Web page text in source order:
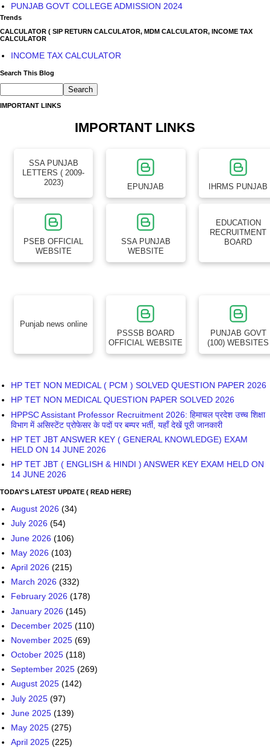
PUNJAB GOVT COLLEGE ADMISSION 2024
Trends
CALCULATOR ( SIP RETURN CALCULATOR, MDM CALCULATOR, INCOME TAX
CALCULATOR
INCOME TAX CALCULATOR
Search This Blog
IMPORTANT LINKS
IMPORTANT LINKS
SSA PUNJAB
LETTERS ( 2009-
2023)
EPUNJAB IHRMS PUNJAB
PSEB OFFICIAL
WEBSITE
SSA PUNJAB
WEBSITE
EDUCATION
RECRUITMENT
BOARD
Punjab news online
PSSSB BOARD
OFFICIAL WEBSITE
PUNJAB GOVT
(100) WEBSITES
HP TET NON MEDICAL ( PCM ) SOLVED QUESTION PAPER 2026
HP TET NON MEDICAL QUESTION PAPER SOLVED 2026
HPPSC Assistant Professor Recruitment 2026: हिमाचल प्रदेश उच्च शिक्षा
विभाग में असिस्टेंट प्रोफेसर के पदों पर बम्पर भर्ती, यहाँ देखें पूरी जानकारी
HP TET JBT ANSWER KEY ( GENERAL KNOWLEDGE) EXAM
HELD ON 14 JUNE 2026
HP TET JBT ( ENGLISH & HINDI ) ANSWER KEY EXAM HELD ON
14 JUNE 2026
TODAY'S LATEST UPDATE ( READ HERE)
August 2026 (34)
July 2026 (54)
June 2026 (106)
May 2026 (103)
April 2026 (215)
March 2026 (332)
February 2026 (178)
January 2026 (145)
December 2025 (110)
November 2025 (69)
October 2025 (118)
September 2025 (269)
August 2025 (142)
July 2025 (97)
June 2025 (139)
May 2025 (275)
April 2025 (225)